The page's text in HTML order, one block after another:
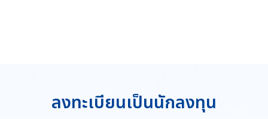
ลงทะเบียนเป็นนักลงทุน